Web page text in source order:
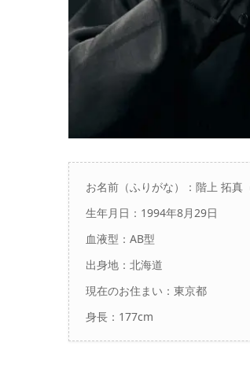
お名前（ふりがな）： 階上 拓真
生年月日：1994年8月29日
血液型：AB型
出身地： 北海道
現在のお住まい： 東京都
身長： 177cm